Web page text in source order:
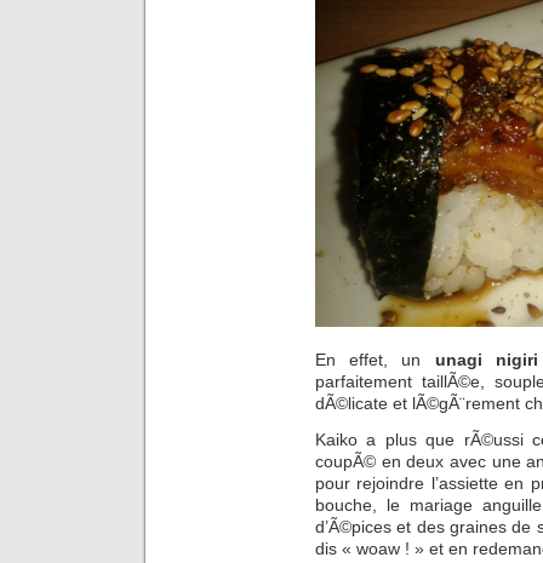
En effet, un unagi nigiri
parfaitement taillÃ©e,
dÃ©licate et lÃ©gÃ¨rement
Kaiko a plus que rÃ©ussi
coupÃ© en deux avec une
pour rejoindre l’assiette en
bouche, le mariage
d’Ã©pices et des graines de
dis « woaw ! » et en